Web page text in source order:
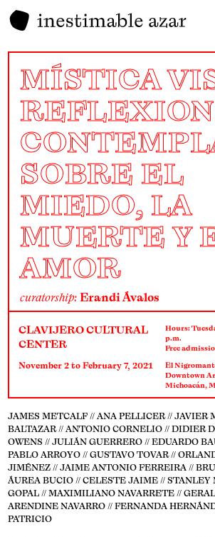
MÍSTICA
SOBRE EL
MIEDO, LA
MUERTE Y
AMOR
curatorship:Erandi Ávalos
CLAVIJERO CULTURAL
CENTER
November 2 to February 7, 2021
Hours:
p.m.
Free
El
Downtown
Michoacán,
JAMES METCALF // ANA PELLICER // JAVIER
BALTAZAR // ANTONIO CORNELIO // DIDIER
OWENS // JULIÁN GUERRERO // EDUARDO
PABLO ARROYO // GUSTAVO TOVAR //
JIMÉNEZ // JAIME ANTONIO FERREIRA //
ÁUREA BUCIO // CELESTE JAIME // STANLEY
GOPAL // MAXIMILIANO NAVARRETE //
ARENDINE NAVARRO // FERNANDA
PATRICIO